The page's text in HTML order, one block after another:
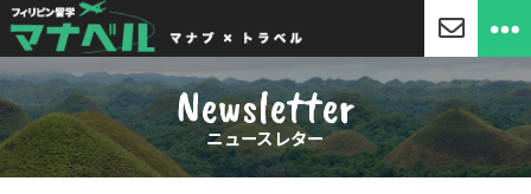
「マ
ナ
ベ
ル」
セ
ブ
Newsletter
ニュースレター